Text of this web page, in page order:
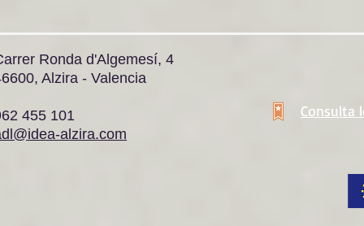
Ronda d'Algemesí, 4
Alzira - Valencia
455 101
alzira.com
Consulta